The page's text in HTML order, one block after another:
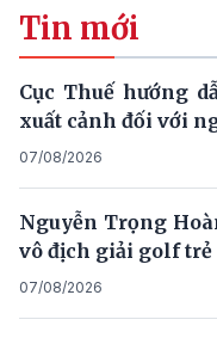
Tin mới
Cục Thuế hướng
xuất cảnh đối với
07/08/2026
Nguyễn Trọng
vô địch giải golf trẻ
07/08/2026